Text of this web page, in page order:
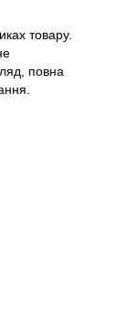
товару.
повна